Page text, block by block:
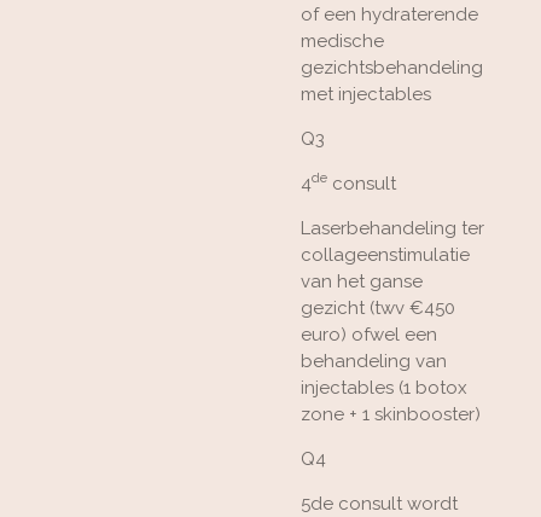
of een hydraterende
medische
gezichtsbehandeling
met injectables
Q3
4de consult
Laserbehandeling ter
collageenstimulatie
van het ganse
gezicht (twv €450
euro) ofwel een
behandeling van
injectables (1 botox
zone + 1 skinbooster)
Q4
5de consult wordt